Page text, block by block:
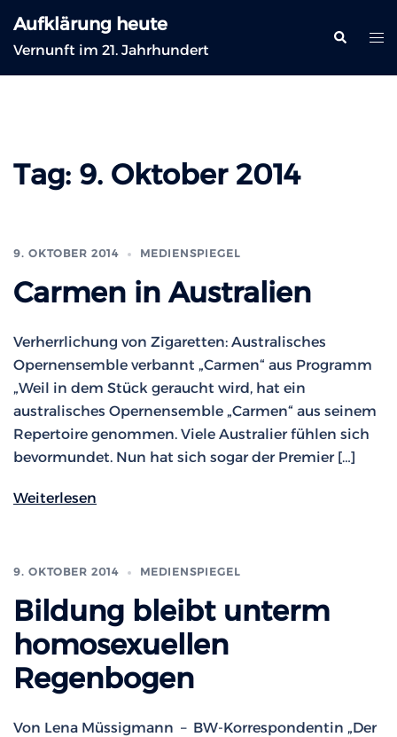
Inhalt
springen
Aufklärung heute
Vernunft im 21. Jahrhundert
Suche
Tag: 9. Oktober 2014
9. OKTOBER 2014 MEDIENSPIEGEL
Carmen in Australien
Verherrlichung von Zigaretten: Australisches
Opernensemble verbannt „Carmen“ aus Programm
„Weil in dem Stück geraucht wird, hat ein
australisches Opernensemble „Carmen“ aus seinem
Repertoire genommen. Viele Australier fühlen sich
bevormundet. Nun hat sich sogar der Premier […]
Weiterlesen
9. OKTOBER 2014 MEDIENSPIEGEL
Bildung bleibt unterm
homosexuellen
Regenbogen
Von Lena Müssigmann – BW-Korrespondentin „Der